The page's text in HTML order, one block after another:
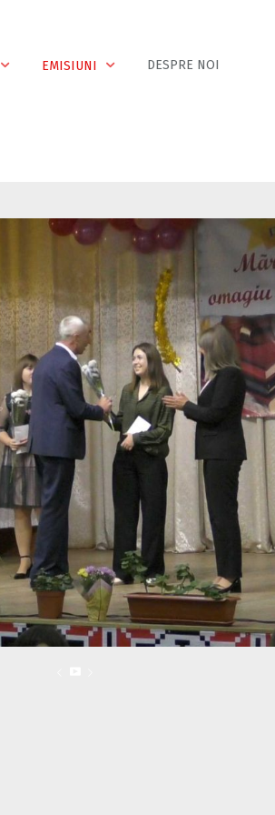
EMISIUNI DESPRE NOI